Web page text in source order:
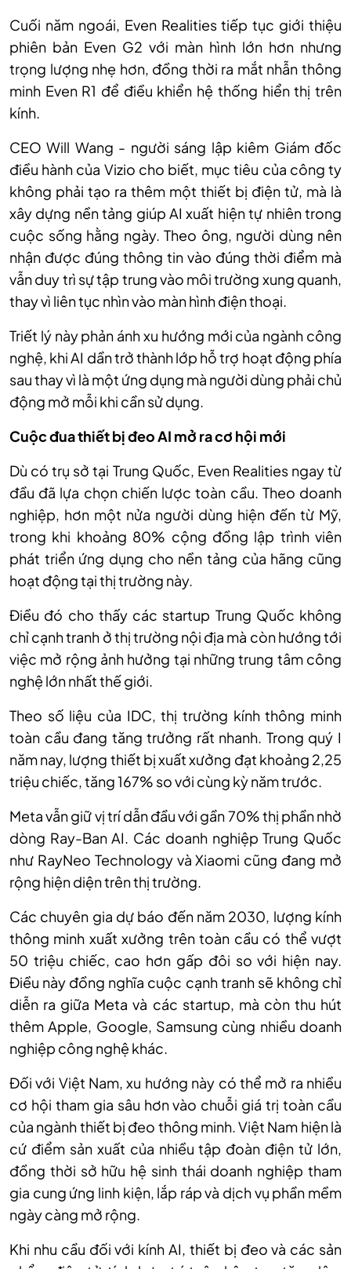
Cuối năm ngoái, Even Realities tiếp tục giới thiệu
phiên bản Even G2 với màn hình lớn hơn nhưng
trọng lượng nhẹ hơn, đồng thời ra mắt nhẫn thông
minh Even R1 để điều khiển hệ thống hiển thị trên
kính.
CEO Will Wang - người sáng lập kiêm Giám đốc
điều hành của Vizio cho biết, mục tiêu của công ty
không phải tạo ra thêm một thiết bị điện tử, mà là
xây dựng nền tảng giúp AI xuất hiện tự nhiên trong
cuộc sống hằng ngày. Theo ông, người dùng nên
nhận được đúng thông tin vào đúng thời điểm mà
vẫn duy trì sự tập trung vào môi trường xung quanh,
thay vì liên tục nhìn vào màn hình điện thoại.
Triết lý này phản ánh xu hướng mới của ngành công
nghệ, khi AI dần trở thành lớp hỗ trợ hoạt động phía
sau thay vì là một ứng dụng mà người dùng phải chủ
động mở mỗi khi cần sử dụng.
Cuộc đua thiết bị đeo AI mở ra cơ hội mới
Dù có trụ sở tại Trung Quốc, Even Realities ngay từ
đầu đã lựa chọn chiến lược toàn cầu. Theo doanh
nghiệp, hơn một nửa người dùng hiện đến từ Mỹ,
trong khi khoảng 80% cộng đồng lập trình viên
phát triển ứng dụng cho nền tảng của hãng cũng
hoạt động tại thị trường này.
Điều đó cho thấy các startup Trung Quốc không
chỉ cạnh tranh ở thị trường nội địa mà còn hướng tới
việc mở rộng ảnh hưởng tại những trung tâm công
nghệ lớn nhất thế giới.
Theo số liệu của IDC, thị trường kính thông minh
toàn cầu đang tăng trưởng rất nhanh. Trong quý I
năm nay, lượng thiết bị xuất xưởng đạt khoảng 2,25
triệu chiếc, tăng 167% so với cùng kỳ năm trước.
Meta vẫn giữ vị trí dẫn đầu với gần 70% thị phần nhờ
dòng Ray-Ban AI. Các doanh nghiệp Trung Quốc
như RayNeo Technology và Xiaomi cũng đang mở
rộng hiện diện trên thị trường.
Các chuyên gia dự báo đến năm 2030, lượng kính
thông minh xuất xưởng trên toàn cầu có thể vượt
50 triệu chiếc, cao hơn gấp đôi so với hiện nay.
Điều này đồng nghĩa cuộc cạnh tranh sẽ không chỉ
diễn ra giữa Meta và các startup, mà còn thu hút
thêm Apple, Google, Samsung cùng nhiều doanh
nghiệp công nghệ khác.
Đối với Việt Nam, xu hướng này có thể mở ra nhiều
cơ hội tham gia sâu hơn vào chuỗi giá trị toàn cầu
của ngành thiết bị đeo thông minh. Việt Nam hiện là
cứ điểm sản xuất của nhiều tập đoàn điện tử lớn,
đồng thời sở hữu hệ sinh thái doanh nghiệp tham
gia cung ứng linh kiện, lắp ráp và dịch vụ phần mềm
ngày càng mở rộng.
Khi nhu cầu đối với kính AI, thiết bị đeo và các sản